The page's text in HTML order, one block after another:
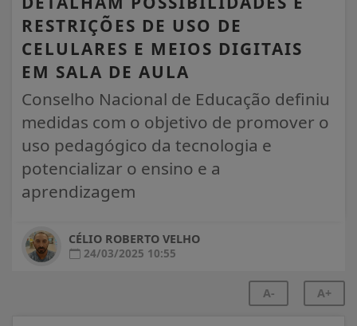
RESTRIÇÕES DE USO DE
CELULARES E MEIOS DIGITAIS
EM SALA DE AULA
Conselho Nacional de Educação definiu
medidas com o objetivo de promover o
uso pedagógico da tecnologia e
potencializar o ensino e a
aprendizagem
CÉLIO ROBERTO VELHO
24/03/2025 10:55
A- A+